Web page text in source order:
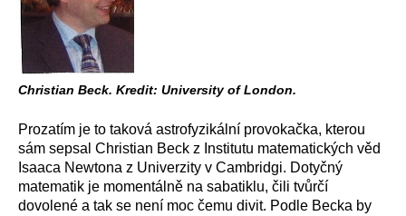
Christian Beck. Kredit: University of London.
Prozatím je to taková astrofyzikální provokačka, kterou
sám sepsal Christian Beck z Institutu matematických věd
Isaaca Newtona z Univerzity v Cambridgi. Dotyčný
matematik je momentálně na sabatiklu, čili tvůrčí
dovolené a tak se není moc čemu divit. Podle Becka by